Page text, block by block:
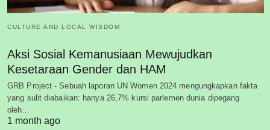
CULTURE AND LOCAL WISDOM
Aksi Sosial Kemanusiaan Mewujudkan
Kesetaraan Gender dan HAM
GRB Project - Sebuah laporan UN Women 2024 mengungkapkan fakta
yang sulit diabaikan: hanya 26,7% kursi parlemen dunia dipegang
oleh…
1 month ago